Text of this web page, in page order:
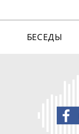
БЕСЕДЫ